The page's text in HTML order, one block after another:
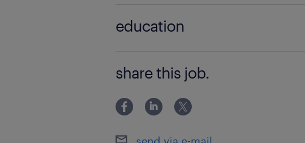
education
share this job.